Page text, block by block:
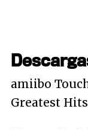
amiibo
Greatest